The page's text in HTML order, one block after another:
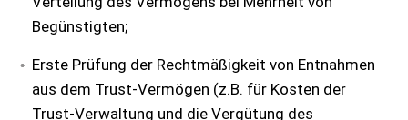
Begünstigten;
Erste Prüfung der Rechtmäßigkeit von Entnahmen
aus dem Trust-Vermögen (z.B. für Kosten der
Trust-Verwaltung und die Vergütung des